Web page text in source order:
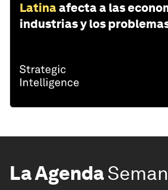
Latinaafecta a las
industrias y los
La Agenda